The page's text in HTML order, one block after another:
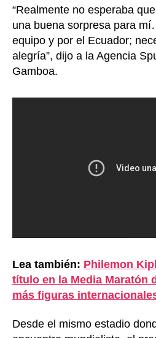
“Realmente no esperaba
una buena sorpresa para
equipo y por el Ecuador;
alegría”, dijo a la Agencia
Gamboa.
Lea también: Philemon
título en la Media Maratón
más figuras
Desde el mismo estadio